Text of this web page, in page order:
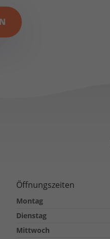
Öffnungszeiten
Montag
Dienstag
Mittwoch